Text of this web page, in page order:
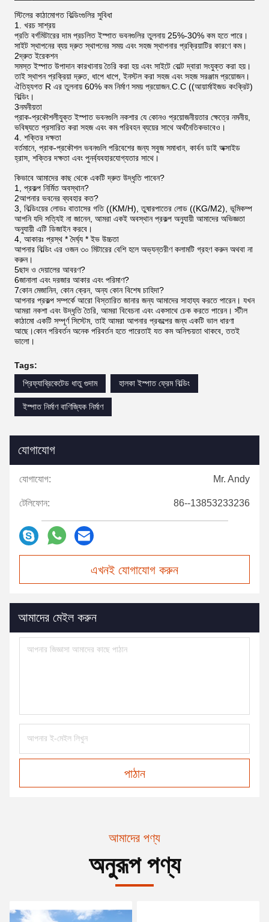
স্টিলের কাঠামোগত বিল্ডিংগুলির সুবিধা
1. খরচ সাশ্রয়
প্রতি বর্গমিটারের দাম প্রচলিত ইস্পাত ভবনগুলির তুলনায় 25%-30% কম হতে পারে।
সাইট স্থাপনের ব্যয় দ্রুত স্থাপনের সময় এবং সহজ স্থাপনার প্রক্রিয়াটির কারণে কম।
2দ্রুত ইরেকশন
সমস্ত ইস্পাত উপাদান কারখানায় তৈরি করা হয় এবং সাইটে বোল্ট দ্বারা সংযুক্ত করা হয়।
তাই স্থাপন প্রক্রিয়া দ্রুত, ধাপে ধাপে, ইনস্টল করা সহজ এবং সহজ সরঞ্জাম প্রয়োজন।
ঐতিহ্যগত R এর তুলনায় 60% কম নির্মাণ সময় প্রয়োজন.C.C ((আয়ার্মাইজড কংক্রিট)
বিল্ডিং।
3নমনীয়তা
প্রাক-প্রকৌশলীযুক্ত ইস্পাত ভবনগুলি নকশার যে কোনও প্রয়োজনীয়তার ক্ষেত্রে নমনীয়,
ভবিষ্যতে প্রসারিত করা সহজ এবং কম পরিবহন ব্যয়ের সাথে অর্থনৈতিকভাবেও।
4. শক্তির দক্ষতা
বর্তমানে, প্রাক-প্রকৌশল ভবনগুলি পরিবেশের জন্য সবুজ সমাধান, কার্বন ডাই অক্সাইড
হ্রাস, শক্তির দক্ষতা এবং পুনর্ব্যবহারযোগ্যতার সাথে।
কিভাবে আমাদের কাছ থেকে একটি দ্রুত উদ্ধৃতি পাবেন?
1, প্রকল্প নির্মিত অবস্থান?
2আপনার ভবনের ব্যবহার কত?
3, বিল্ডিংয়ের লোডঃ বাতাসের গতি ((KM/H), তুষারপাতের লোড ((KG/M2), ভূমিকম্প
আপনি যদি সত্যিই না জানেন, আমরা একই অবস্থান প্রকল্প অনুযায়ী আমাদের অভিজ্ঞতা
অনুযায়ী এটি ডিজাইন করবে।
4, আকারঃ প্রস্থ * দৈর্ঘ্য * ইভ উচ্চতা
আপনার বিল্ডিং এর ওজন ৩০ মিটারের বেশি হলে অভ্যন্তরীণ কলামটি গ্রহণ করুন অথবা না
করুন।
5ছাদ ও দেয়ালের আবরণ?
6জানালা এবং দরজার আকার এবং পরিমাণ?
7কোন মেজানিন, কোন ক্রেন, অন্য কোন বিশেষ চাহিদা?
আপনার প্রকল্প সম্পর্কে আরো বিস্তারিত জানার জন্য আমাদের সাহায্য করতে পারেন। যখন
আমরা নকশা এবং উদ্ধৃতি তৈরি, আমরা বিবেচনা এবং একসাথে চেক করতে পারেন। স্টীল
কাঠামো একটি সম্পূর্ণ সিস্টেম, তাই আমরা আপনার প্রকল্পের জন্য একটি ভাল ধারণা
আছে।কোন পরিবর্তন অনেক পরিবর্তন হতে পারেতাই যত কম অনিশ্চয়তা থাকবে, ততই
ভালো।
Tags:
প্রিফ্যাব্রিকেটেড ধাতু গুদাম
হালকা ইস্পাত ফ্রেম বিল্ডিং
ইস্পাত নির্মাণ বাণিজ্যিক নির্মাণ
যোগাযোগ
যোগাযোগ: Mr. Andy
টেলিফোন: 86--13853233236
এখনই যোগাযোগ করুন
আমাদের মেইল করুন
পাঠান
আমাদের পণ্য
অনুরূপ পণ্য